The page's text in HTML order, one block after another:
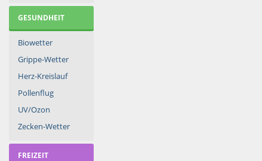
GESUNDHEIT
Biowetter
Grippe-Wetter
Herz-Kreislauf
Pollenflug
UV/Ozon
Zecken-Wetter
FREIZEIT